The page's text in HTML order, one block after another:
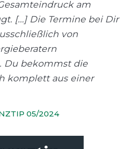
am
[...] Die Termine bei Dir
von
Du bekommst die
komplett aus einer
05/2024